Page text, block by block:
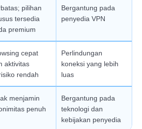
pilihan
tersedia
premium
Bergantung pada
penyedia VPN
cepat
aktivitas
rendah
Perlindungan
koneksi yang lebih
luas
menjamin
penuh
Bergantung pada
teknologi dan
kebijakan penyedia